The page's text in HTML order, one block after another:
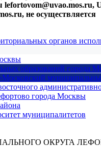
lefortovom@uvao.mos.ru,
не осуществляется
ОКРУГА